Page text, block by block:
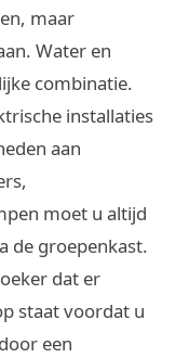
maar
Water en
combinatie.
installaties
aan
moet u altijd
de groepenkast.
dat er
staat voordat u
een